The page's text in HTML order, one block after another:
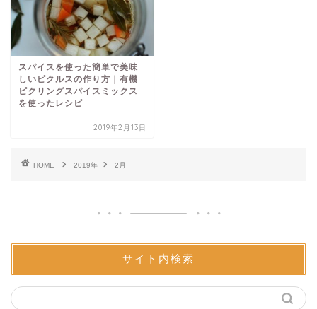
スパイスを使った簡単で美味
しいピクルスの作り方｜有機
ピクリングスパイスミックス
を使ったレシピ
2019年2月13日
HOME 2019年 2月
サイト内検索